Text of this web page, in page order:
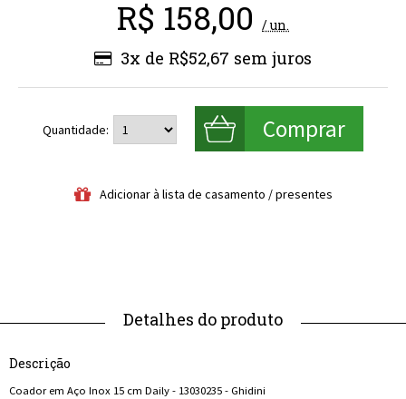
R$ 158,00 / un.
3x de R$52,67
Quantidade:
Descrição
Coador em Aço Inox 15 cm Daily - 13030235 - Ghidini